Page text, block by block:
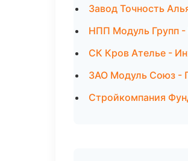
Завод Точность
НПП Модуль Групп -
СК Кров Ателье -
ЗАО Модуль Союз -
Стройкомпания